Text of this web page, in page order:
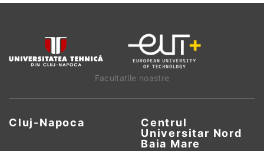
Facultatile noastre
Cluj-Napoca
Centrul
Universitar Nord
Baia Mare